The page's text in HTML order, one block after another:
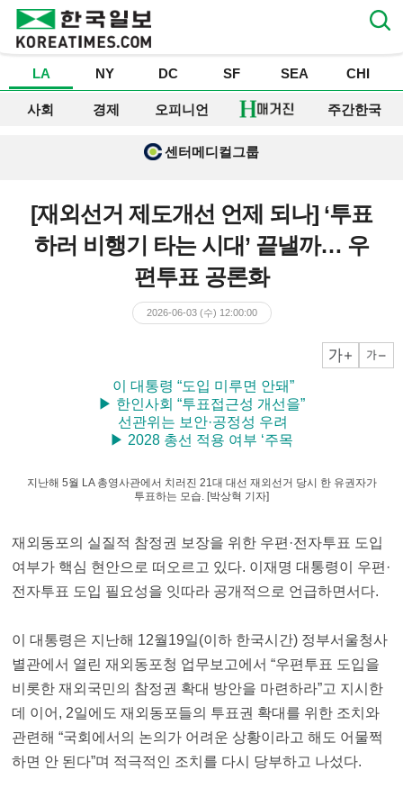
LA NY DC SF SEA CHI
사회 경제 오피니언 주간한국
센터메디컬그룹
[재외선거 제도개선 언제 되나] ‘투표
하러 비행기 타는 시대’ 끝낼까… 우
편투표 공론화
2026-06-03 (수) 12:00:00
▶ 이 대통령 “도입 미루면 안돼”
▶ 한인사회 “투표접근성 개선을”
▶ 선관위는 보안·공정성 우려
▶ 2028 총선 적용 여부 ‘주목
지난해 5월 LA 총영사관에서 치러진 21대 대선 재외선거 당시 한 유권자가
투표하는 모습. [박상혁 기자]
재외동포의 실질적 참정권 보장을 위한 우편·전자투표 도입
여부가 핵심 현안으로 떠오르고 있다. 이재명 대통령이 우편·
전자투표 도입 필요성을 잇따라 공개적으로 언급하면서다.
이 대통령은 지난해 12월19일(이하 한국시간) 정부서울청사
별관에서 열린 재외동포청 업무보고에서 “우편투표 도입을
비롯한 재외국민의 참정권 확대 방안을 마련하라”고 지시한
데 이어, 2일에도 재외동포들의 투표권 확대를 위한 조치와
관련해 “국회에서의 논의가 어려운 상황이라고 해도 어물쩍
하면 안 된다”며 적극적인 조치를 다시 당부하고 나섰다.